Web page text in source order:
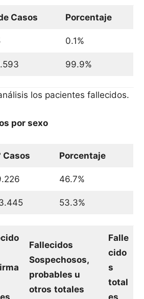
Casos Porcentaje
0.1%
99.9%
los pacientes fallecidos.
por sexo
Casos Porcentaje
46.7%
53.3%
Fallecidos
Sospechosos,
probables u
otros totales
Falle
cido
s
total